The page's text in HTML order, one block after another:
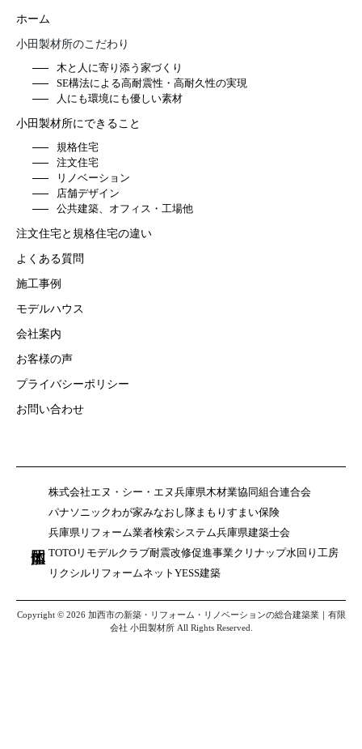
ホーム
小田製材所のこだわり
木と人に寄り添う家づくり
SE構法による高耐震性・高耐久性の実現
人にも環境にも優しい素材
小田製材所にできること
規格住宅
注文住宅
リノベーション
店舗デザイン
公共建築、オフィス・工場他
注文住宅と規格住宅の違い
よくある質問
施工事例
モデルハウス
会社案内
お客様の声
プライバシーポリシー
お問い合わせ
株式会社エヌ・シー・エヌ兵庫県木材業協同組合連合会
パナソニックわが家みなおし隊まもりすまい保険
兵庫県リフォーム業者検索システム兵庫県建築士会
TOTOリモデルクラブ耐震改修促進事業クリナップ水回り工房
リクシルリフォームネット YESS建築
Copyright © 2026 加西市の新築・リフォーム・リノベーションの総合建築業｜有限
会社 小田製材所 All Rights Reserved.